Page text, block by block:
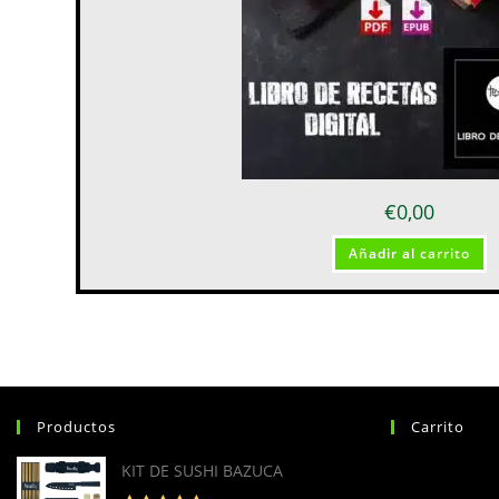
€0,00
Añadir al carrito
Productos
KIT DE SUSHI BAZUCA
Carrito